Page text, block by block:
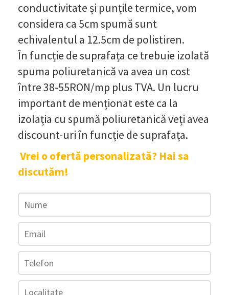
conductivitate și punțile termice, vom
considera ca 5cm spumă sunt
echivalentul a 12.5cm de polistiren.
În funcție de suprafața ce trebuie izolată
spuma poliuretanică va avea un cost
între 38-55RON/mp plus TVA. Un lucru
important de menționat este ca la
izolația cu spumă poliuretanică veți avea
discount-uri în funcție de suprafața.
Vrei o ofertă personalizată? Hai sa
discutăm!